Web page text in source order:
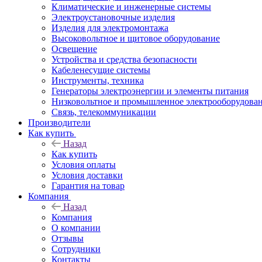
Климатические и инженерные системы
Электроустановочные изделия
Изделия для электромонтажа
Высоковольтное и щитовое оборудование
Освещение
Устройства и средства безопасности
Кабеленесущие системы
Инструменты, техника
Генераторы электроэнергии и элементы питания
Низковольтное и промышленное
Связь, телекоммуникации
Производители
Как купить
Назад
Как купить
Условия оплаты
Условия доставки
Гарантия на товар
Компания
Назад
Компания
О компании
Отзывы
Сотрудники
Контакты